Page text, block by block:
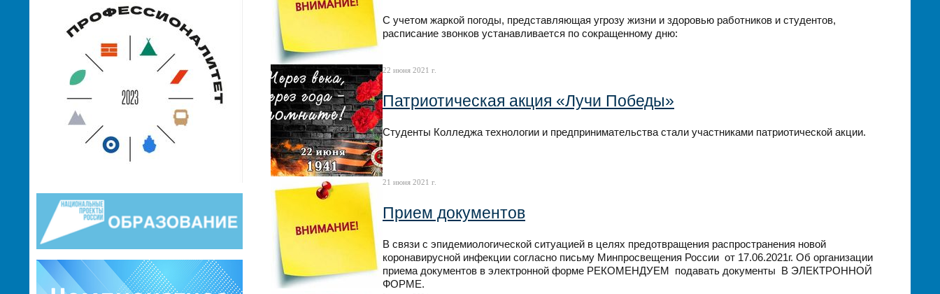
С учетом жаркой погоды, представляющая угрозу жизни и здоровью работников и студентов,
расписание звонков устанавливается по сокращенному дню:
22 июня 2021 г.
Патриотическая акция «Лучи Победы»
Студенты Колледжа технологии и предпринимательства стали участниками патриотической акции.
21 июня 2021 г.
Прием документов
В связи с эпидемиологической ситуацией в целях предотвращения распространения новой
коронавирусной инфекции согласно письму Минпросвещения России от 17.06.2021г. Об организации
приема документов в электронной форме РЕКОМЕНДУЕМ подавать документы В ЭЛЕКТРОННОЙ
ФОРМЕ.